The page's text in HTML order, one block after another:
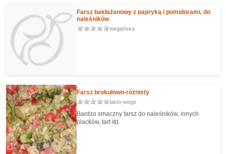
Farsz bakłażanowy z papryką i pomidorami, do
naleśników
wegańska
Farsz brokułowo-różnisty
lakto-wege
Bardzo smaczny farsz do naleśników, innych
placków, tart itd.